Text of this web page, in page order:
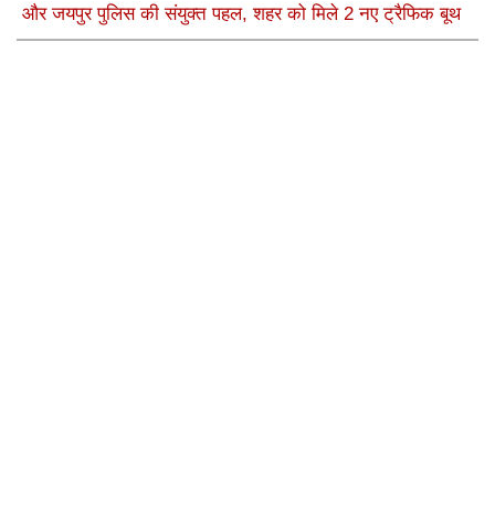
और जयपुर पुलिस की संयुक्त पहल, शहर को मिले 2 नए ट्रैफिक बूथ